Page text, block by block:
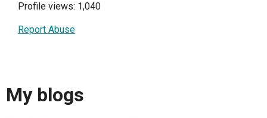
Profile views: 1,040
Report Abuse
My blogs